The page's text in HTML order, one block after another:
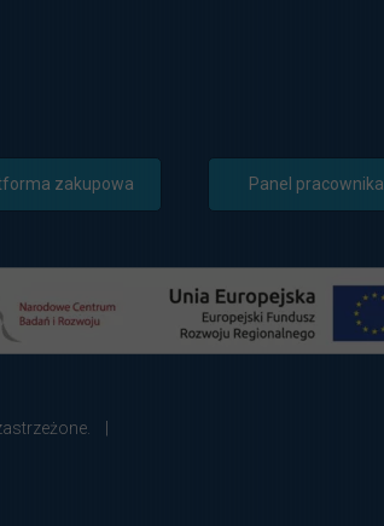
zakupowa Panel pracownika
|